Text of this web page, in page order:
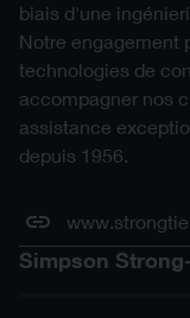
biais d'une
Notre engagement
technologies de
accompagner nos
assistance
depuis 1956.
Simpson